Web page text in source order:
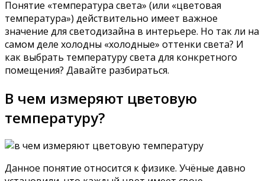
Понятие «температура света» (или «цветовая
температура») действительно имеет важное
значение для светодизайна в интерьере. Но так ли на
самом деле холодны «холодные» оттенки света? И
как выбрать температуру света для конкретного
помещения? Давайте разбираться.
В чем измеряют цветовую
температуру?
Данное понятие относится к физике. Учёные давно